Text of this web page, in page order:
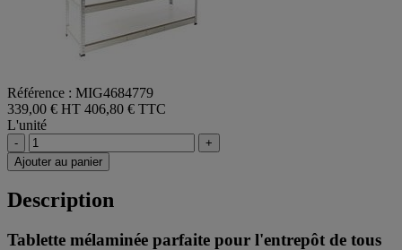
Référence : MIG4684779
339,00 € HT 406,80 € TTC
L'unité
-
+
Ajouter au panier
Description
Tablette mélaminée parfaite pour l'entrepôt de tous